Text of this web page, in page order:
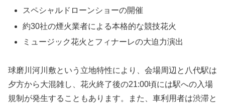
スペシャルドローンショーの開催
約30社の煙火業者による本格的な競技花火
ミュージック花火とフィナーレの大迫力演出
球磨川河川敷という立地特性により、 会場周辺と八代駅は
夕方から大混雑し、花火終了後の21:00頃には駅への入場
規制が発生することもあります。また、車利用者は渋滞と